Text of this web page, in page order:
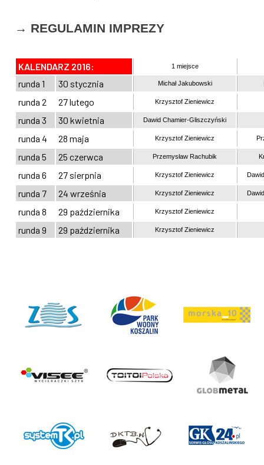
→ REGULAMIN IMPREZY
KALENDARZ 2016: 1 miejsce
runda 1 30 stycznia Michał Jakubowski
runda 2 27 lutego Krzysztof Zieniewicz
runda 3 30 kwietnia Dawid Chamier-Gliszczyński
runda 4 28 maja Krzysztof Zieniewicz
runda 5 25 czerwca Przemysław Rachubik
runda 6 27 sierpnia Krzysztof Zieniewicz
runda 7 24 września Krzysztof Zieniewicz
runda 8 29 października Krzysztof Zieniewicz
runda 9 29 października Krzysztof Zieniewicz